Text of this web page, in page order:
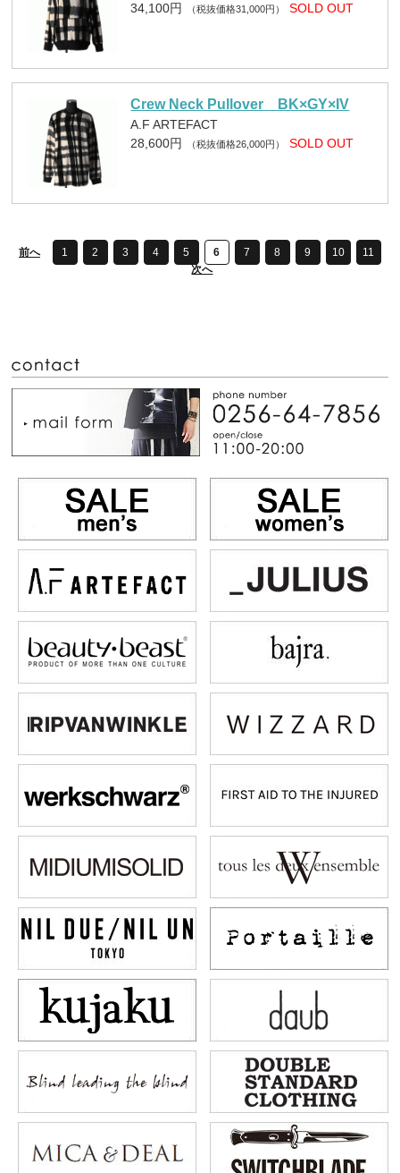
34,100円
（税抜価格31,000円） SOLD OUT
Crew Neck Pullover BK×GY×IV
A.F ARTEFACT
28,600円
（税抜価格26,000円） SOLD OUT
前へ 1 2 3 4 5 6 7 8 9 10
11
次へ